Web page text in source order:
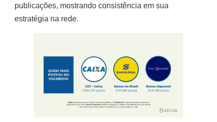
publicações, mostrando consistência em sua
estratégia na rede.